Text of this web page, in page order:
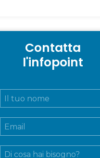
Contatta
l'infopoint
N
E
m
M